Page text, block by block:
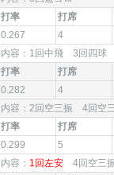
打率 打席
0.267 4
内容：1回中飛 3回四
打率 打席
0.282 4
内容：2回空三振 4回
打率 打席
0.299 5
内容： 1回左安 4回空三